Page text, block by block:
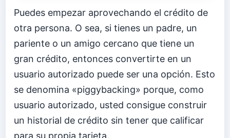
Puedes empezar aprovechando el crédito de
otra persona. O sea, si tienes un padre, un
pariente o un amigo cercano que tiene un
gran crédito, entonces convertirte en un
usuario autorizado puede ser una opción. Esto
se denomina «piggybacking» porque, como
usuario autorizado, usted consigue construir
un historial de crédito sin tener que calificar
para su propia tarjeta.